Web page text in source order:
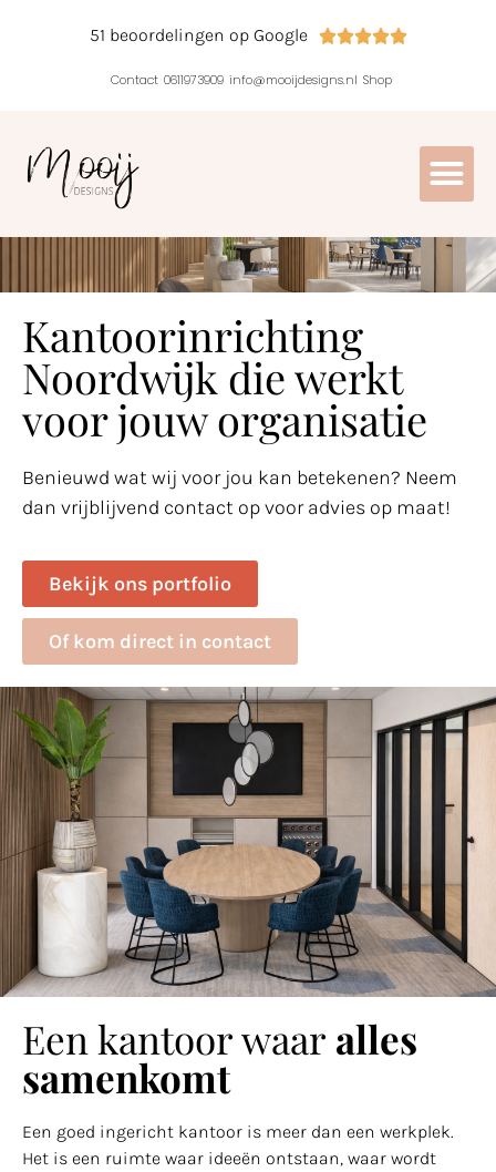
51 beoordelingen op Google 
Contact 0611973909 info@mooijdesigns.nl Shop
Kantoorinrichting
Noordwijk die werkt
voor jouw organisatie
Benieuwd wat wij voor jou kan betekenen? Neem
dan vrijblijvend contact op voor advies op maat!
Bekijk ons portfolio
Of kom direct in contact
Een kantoor waar alles
samenkomt
Een goed ingericht kantoor is meer dan een werkplek.
Het is een ruimte waar ideeën ontstaan, waar wordt